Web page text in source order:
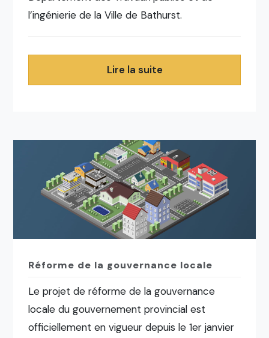
l’ingénierie de la Ville de Bathurst.
Lire la suite
Réforme de la gouvernance locale
Le projet de réforme de la gouvernance
locale du gouvernement provincial est
officiellement en vigueur depuis le 1er janvier